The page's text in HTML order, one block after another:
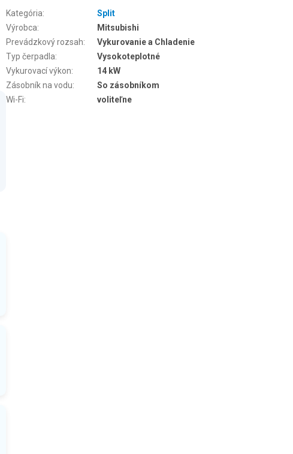
Kategória:
Split
Výrobca:
Mitsubishi
Prevádzkový rozsah:
Vykurovanie a Chladenie
Typ čerpadla:
Vysokoteplotné
Vykurovací výkon:
14 kW
Zásobník na vodu:
So zásobníkom
Wi-Fi: voliteľne